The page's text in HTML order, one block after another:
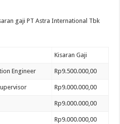
gaji PT Astra International Tbk
Kisaran Gaji
Engineer Rp9.500.000,00
Rp9.000.000,00
Rp9.000.000,00
Rp9.000.000,00